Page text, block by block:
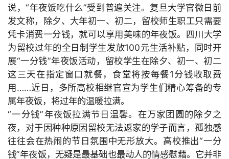
说，“年夜饭吃什么”受到普遍关注。复旦大学官微日前
发文称，除夕、大年初一、初二，留校师生职工只需要
凭卡消费一分钱，就可以享用美味的年夜饭。四川大学
为留校过年的全日制学生发放100元生活补贴，同时开
展“一分钱”年夜饭活动，留校学生在除夕、初一、初二
这三天在指定窗口就餐，食堂将按每餐1分钱收取费
用……近日，多所高校相继官宣为学生们精心筹备的专
属年夜饭，将过年的温暖拉满。
“一分钱”年夜饭拉满节日温馨。在万家团圆的除夕之
夜，对于因种种原因留校无法返家的学子而言，孤独感
往往会在热闹的节日氛围中无形放大。高校推出“一分
钱”年夜饭，无疑是最基础也最动人的情感慰藉。它并非